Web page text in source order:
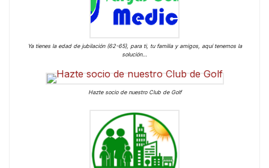
Ya tienes la edad de jubilación (62-65), para ti, tu familia y amigos, aquí tenemos la
solución…
Hazte socio de nuestro Club de Golf